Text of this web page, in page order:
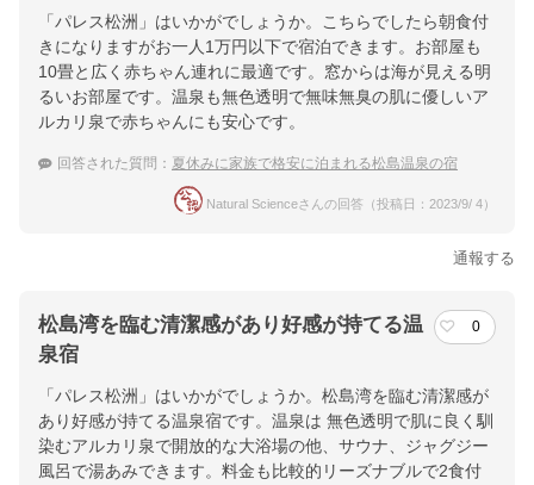
「パレス松洲」はいかがでしょうか。こちらでしたら朝食付
きになりますがお一人1万円以下で宿泊できます。お部屋も
10畳と広く赤ちゃん連れに最適です。窓からは海が見える明
るいお部屋です。温泉も無色透明で無味無臭の肌に優しいア
ルカリ泉で赤ちゃんにも安心です。
回答された質問： 夏休みに家族で格安に泊まれる松島温泉の宿
Natural Scienceさんの回答（投稿日：2023/9/ 4）
通報する
松島湾を臨む清潔感があり好感が持てる温
泉宿
0
「パレス松洲」はいかがでしょうか。松島湾を臨む清潔感が
あり好感が持てる温泉宿です。温泉は 無色透明で肌に良く馴
染むアルカリ泉で開放的な大浴場の他、サウナ、ジャグジー
風呂で湯あみできます。料金も比較的リーズナブルで2食付